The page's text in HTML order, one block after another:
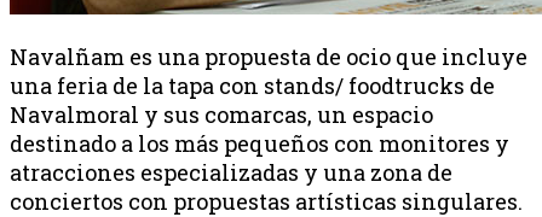
Navalñam es una propuesta de ocio que incluye
una feria de la tapa con stands/ foodtrucks de
Navalmoral y sus comarcas, un espacio
destinado a los más pequeños con monitores y
atracciones especializadas y una zona de
conciertos con propuestas artísticas singulares.